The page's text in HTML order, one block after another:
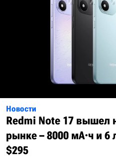
Новости
Redmi Note 17 вышел
рынке – 8000 мА·ч и 6
$295